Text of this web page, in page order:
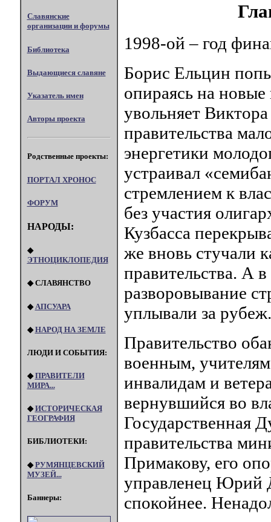
Славянские
организации и форумы
Библиотека
Выдающиеся славяне
Указатель имен
Авторы проекта
Родственные проекты:
ПОРТАЛ XPOHOC
ФОРУМ
НАРОДЫ:
◆
ЭТНОЦИКЛОПЕДИЯ
◆ СЛАВЯНСТВО
◆ АПСУАРА
◆НАРОД НА ЗЕМЛЕ
ЛЮДИ И СОБЫТИЯ:
◆ПРАВИТЕЛИ
МИРА...
◆ИСТОРИЧЕСКАЯ
ГЕОГРАФИЯ
БИБЛИОТЕКИ:
◆РУМЯНЦЕВСКИЙ
МУЗЕЙ...
Баннеры:
1998-ой – год
Борис Ельцин
опираясь на
увольняет
правительства
энергетики
устраивал
стремлением к
без участия
Кузбасса
же вновь стучали
правительства. А
разворовывание
уплывали за рубеж.
Правительство
военным,
инвалидам и
вернувшийся во
Государственная
правительства
Примакову, его
управленец Юрий
спокойнее.